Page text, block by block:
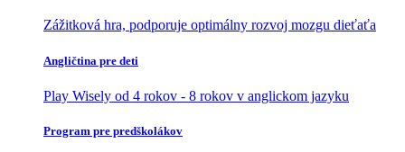
Zážitková hra, podporuje optimálny rozvoj mozgu dieťaťa
Angličtina pre deti
Play Wisely od 4 rokov - 8 rokov v anglickom jazyku
Program pre predškolákov